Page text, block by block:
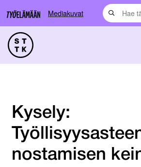
Mediakuvat
Kysely:
nostamisen